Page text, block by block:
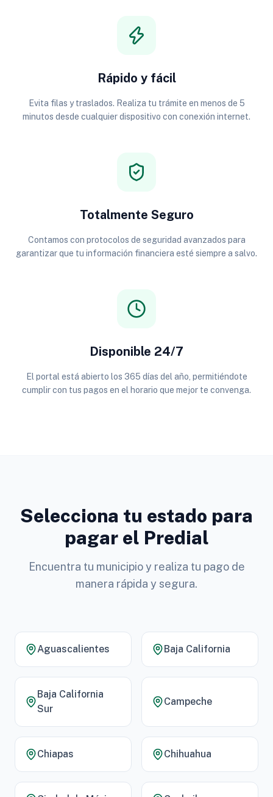
Rápido y fácil
Evita filas y traslados. Realiza tu trámite en menos de 5
minutos desde cualquier dispositivo con conexión internet.
Totalmente Seguro
Contamos con protocolos de seguridad avanzados para
garantizar que tu información financiera esté siempre a salvo.
Disponible 24/7
El portal está abierto los 365 días del año, permitiéndote
cumplir con tus pagos en el horario que mejor te convenga.
Selecciona tu estado para
pagar el Predial
Encuentra tu municipio y realiza tu pago de
manera rápida y segura.
Aguascalientes Baja California
Baja California
Sur
Campeche
Chiapas Chihuahua